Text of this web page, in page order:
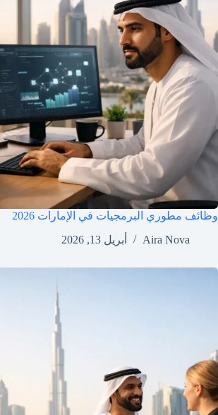
وظائف مطوري البرمجيات في الإمارات 2026
Aira Nova
أبريل 13, 2026